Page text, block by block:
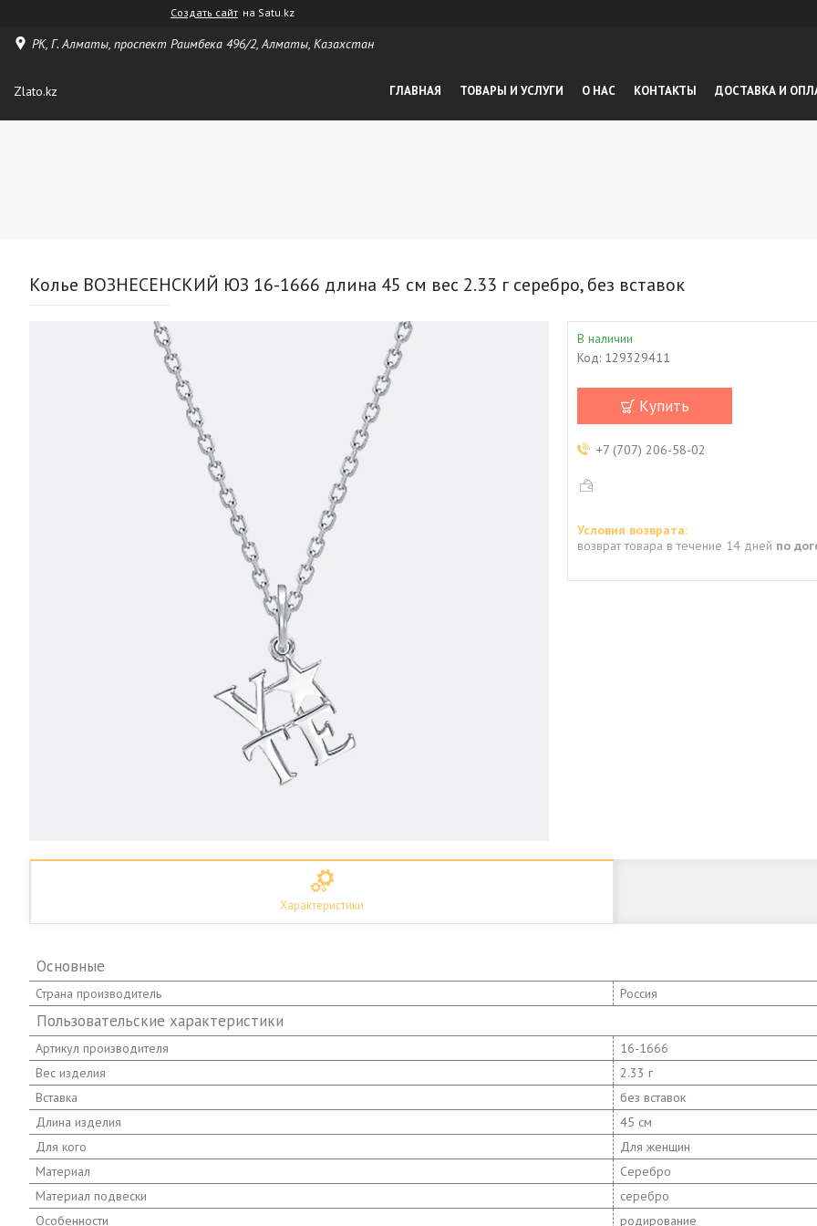
Создать сайт на Satu.kz
РК, Г. Алматы, проспект Раимбека 496/2, Алматы, Казахстан
Zlato.kz ГЛАВНАЯ ТОВАРЫ И УСЛУГИ О НАС КОНТАКТЫ ДОСТАВКА И
Колье ВОЗНЕСЕНСКИЙ ЮЗ 16-1666 длина 45 см вес 2.33 г серебро, без вставок
В наличии
Код: 129329411
Купить
+7 (707) 206-58-02
возврат товара в течение 14 дней по
Характеристики
Основные
Страна производитель Россия
Пользовательские характеристики
Артикул производителя
16-1666
Вес изделия
2.33 г
Вставка
без вставок
Длина изделия
45 см
Для кого
Для женщин
Материал
Серебро
Материал подвески
серебро
Особенности
родирование